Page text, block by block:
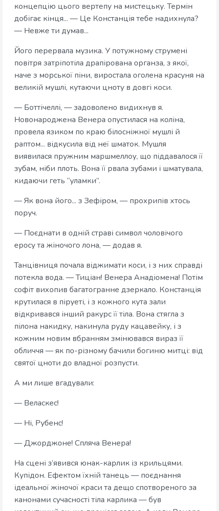
концепцію цього вертепу на мистецьку. Термін
добігає кінця... — Це Констанція тебе надихнула?
— Невже ти думав...
Його перервала музика. У потужному струмені
повітря затріпотіла драпірована органза, з якої,
наче з морської піни, виростала оголена красуня на
великій мушлі, кутаючи цноту в довгі коси.
— Боттічеллі, — задоволено видихнув я.
Новонароджена Венера опустилася на коліна,
провела язиком по краю білосніжної мушлі й
раптом... відкусила від неї шматок. Мушля
виявилася пружним маршмеллоу, що піддавалося її
зубам, ніби плоть. Вона її рвала зубами і шматувала,
кидаючи геть “уламки”.
— Як вона його... з Зефіром, — прохрипів хтось
поруч.
— Поєднати в одній страві символ чоловічого
еросу та жіночого лона, — додав я.
Танцівниця почала віджимати коси, і з них справді
потекла вода. — Тиціан! Венера Анадіомена! Потім
софіт вихопив багатогранне дзеркало. Констанція
крутилася в піруеті, і з кожного кута зали
відкривався інший ракурс її тіла. Вона стягла з
пілона накидку, накинула руду кацавейку, і з
кожним новим вбранням змінювався вираз її
обличчя — як по-різному бачили богиню митці: від
святої цноти до владної розпусти.
А ми лише вгадували:
— Веласкес!
— Ні, Рубенс!
— Джорджоне! Спляча Венера!
На сцені з’явився юнак-карлик із крильцями.
Купідон. Ефектом їхній танець — поєднання
ідеальної жіночої краси та дещо спотвореного за
канонами сучасності тіла карлика — був